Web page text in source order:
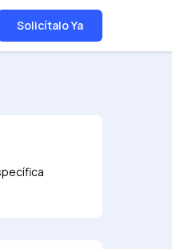
Solicítalo Ya